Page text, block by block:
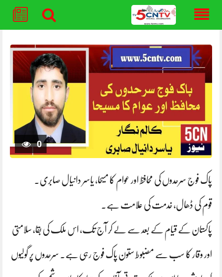
content
0
پاک فوج سرحدوں کی محافظ اور عوام کا مسیحا، یاسر دانیال صابری۔
قوم کی ڈھال، خدمت کی علامت ہے۔
پاکستان کے قیام کے بعد سے لے کر آج تک، اس ملک کی بقا، سلامتی
اور وقار کا سب سے مضبوط ستون پاک فوج رہی ہے۔ سرحدوں پر گولیوں